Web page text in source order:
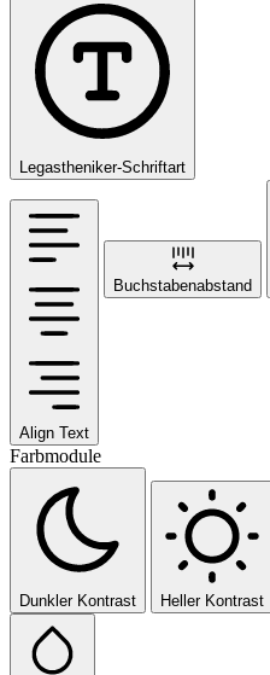
Legastheniker-Schriftart
Align Text
Buchstabenabstand
Farbmodule
Dunkler Kontrast Heller Kontrast